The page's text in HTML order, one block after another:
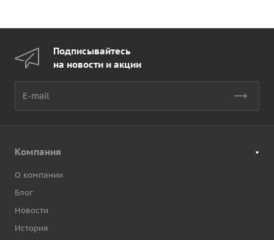
Подписывайтесь
на новости и акции
Компания
О компании
Блог
Новости
История